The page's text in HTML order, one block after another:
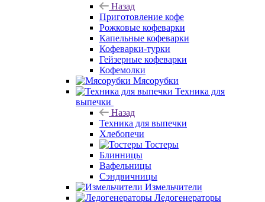
Назад
Приготовление кофе
Рожковые кофеварки
Капельные кофеварки
Кофеварки-турки
Гейзерные кофеварки
Кофемолки
Мясорубки
Техника для
выпечки
Назад
Техника для выпечки
Хлебопечи
Тостеры
Блинницы
Вафельницы
Сэндвичницы
Измельчители
Ледогенераторы